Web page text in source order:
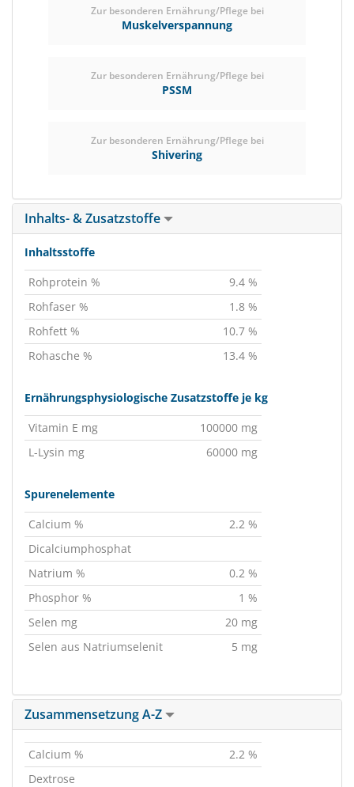
Zur besonderen Ernährung/Pflege bei
Muskelverspannung
Zur besonderen Ernährung/Pflege bei
PSSM
Zur besonderen Ernährung/Pflege bei
Shivering
Inhalts- & Zusatzstoffe
Inhaltsstoffe
Rohprotein %
9.4 %
Rohfaser %
1.8 %
Rohfett %
10.7 %
Rohasche %
13.4 %
Ernährungsphysiologische Zusatzstoffe je kg
Vitamin E mg
100000 mg
L-Lysin mg
60000 mg
Spurenelemente
Calcium %
2.2 %
Dicalciumphosphat
Natrium %
0.2 %
Phosphor %
1 %
Selen mg
20 mg
Selen aus Natriumselenit
5 mg
Zusammensetzung A-Z
Calcium %
2.2 %
Dextrose